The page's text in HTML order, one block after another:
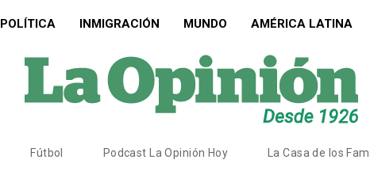
POLÍTICA INMIGRACIÓN MUNDO AMÉRICA LATINA
Fútbol Podcast La Opinión Hoy La Casa de los